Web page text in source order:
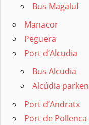
Bus Magaluf
Manacor
Peguera
Port d’Alcudia
Bus Alcudia
Alcúdia parken
Port d’Andratx
Port de Pollenca